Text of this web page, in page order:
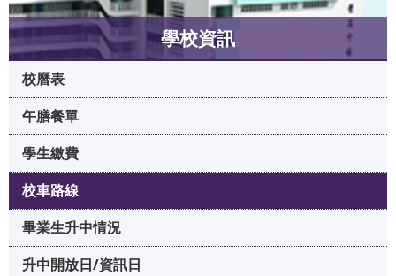
學校資訊
校曆表
午膳餐單
學生繳費
校車路線
畢業生升中情況
升中開放日/資訊日